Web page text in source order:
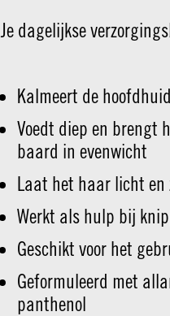
Je dagelijkse
Kalmeert de
Voedt diep en brengt
baard in evenwicht
Laat het haar licht en
Werkt als hulp bij
Geschikt voor het
Geformuleerd met
panthenol